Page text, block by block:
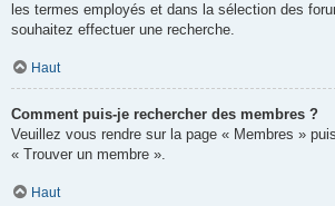
les termes employés et dans la sélection des
souhaitez effectuer une recherche.
Haut
Comment puis-je rechercher des membres ?
Veuillez vous rendre sur la page « Membres »
« Trouver un membre ».
Haut